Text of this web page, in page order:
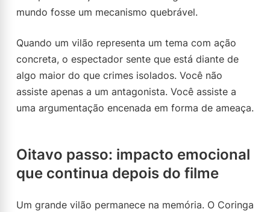
mundo fosse um mecanismo quebrável.
Quando um vilão representa um tema com ação
concreta, o espectador sente que está diante de
algo maior do que crimes isolados. Você não
assiste apenas a um antagonista. Você assiste a
uma argumentação encenada em forma de ameaça.
Oitavo passo: impacto emocional
que continua depois do filme
Um grande vilão permanece na memória. O Coringa